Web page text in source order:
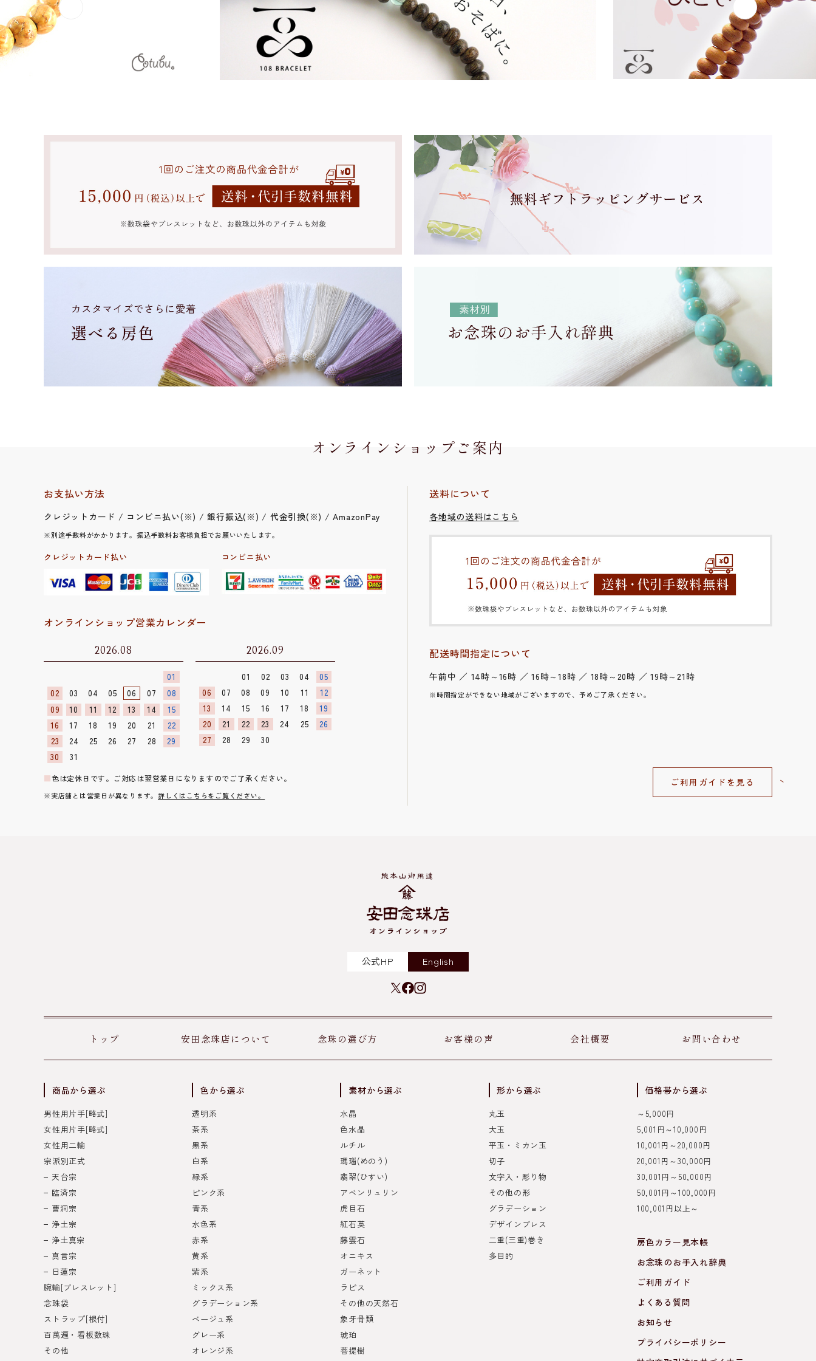
オンラインショップご案内
お支払い方法
クレジットカード / コンビニ払い(※) / 銀行振込(※) / 代金引換(※) / AmazonPay
※別途手数料がかかります。振込手数料お客様負担でお願いいたします。
クレジットカード払い コンビニ払い
オンラインショップ営業カレンダー
2026.08
01
02
03 04 05 06 07
08
09
10 11 12 13 14
15
16
17 18 19 20 21
22
23
24 25 26 27 28
29
30
31
2026.09
01 02 03 04
05
06
07 08 09 10 11
12
13
14 15 16 17 18
19
20
21 22 23 24 25
26
27
28 29 30
■色は定休日です。ご対応は翌営業日になりますのでご了承ください。
※実店舗とは営業日が異なります。 詳しくはこちらをご覧ください。
送料について
各地域の送料はこちら
配送時間指定について
午前中 ／ 14時～16時 ／ 16時～18時 ／ 18時～20時 ／ 19時～21時
※時間指定ができない地域がございますので、予めご了承ください。
ご利用ガイドを見る
公式HP English
トップ 安田念珠店について 念珠の選び方 お客様の声 会社概要 お問い合わせ
商品から選ぶ
男性用片手[略式]
女性用片手[略式]
女性用二輪
宗派別正式
天台宗
臨済宗
曹洞宗
浄土宗
浄土真宗
真言宗
日蓮宗
腕輪[ブレスレット]
念珠袋
ストラップ[根付]
百萬遍・看板数珠
その他
色から選ぶ
透明系
茶系
黒系
白系
緑系
ピンク系
青系
水色系
赤系
黄系
紫系
ミックス系
グラデーション系
ベージュ系
グレー系
オレンジ系
素材から選ぶ
水晶
色水晶
ルチル
瑪瑙(めのう)
翡翠(ひすい)
アベンリュリン
虎目石
紅石英
藤雲石
オニキス
ガーネット
ラピス
その他の天然石
象牙骨類
琥珀
菩提樹
形から選ぶ
丸玉
大玉
平玉・ミカン玉
切子
文字入・彫り物
その他の形
グラデーション
デザインブレス
二重(三重)巻き
多目的
価格帯から選ぶ
～5,000円
5,001円～10,000円
10,001円～20,000円
20,001円～30,000円
30,001円～50,000円
50,001円～100,000円
100,001円以上～
房色カラー見本帳
お念珠のお手入れ辞典
ご利用ガイド
よくある質問
お知らせ
プライバシーポリシー